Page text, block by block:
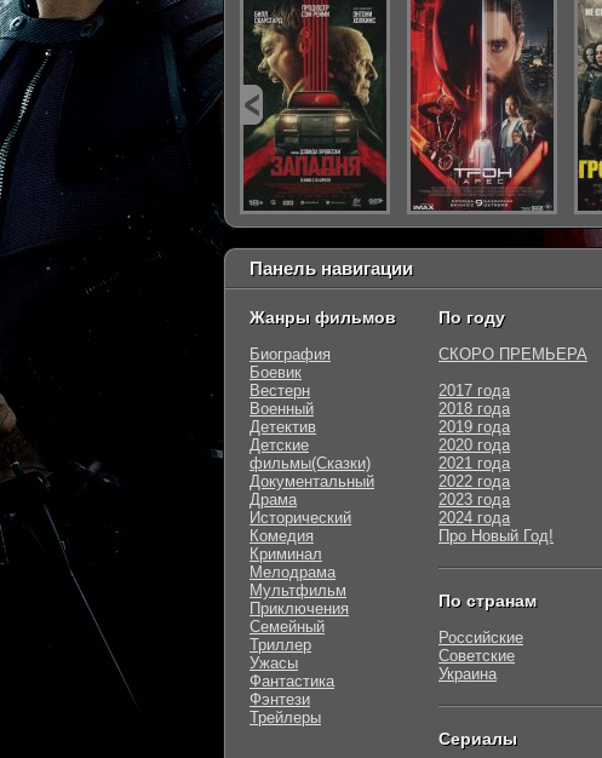
Панель навигации
Жанры фильмов
Биография
Боевик
Вестерн
Военный
Детектив
Детские
фильмы(Сказки)
Документальный
Драма
Исторический
Комедия
Криминал
Мелодрама
Мультфильм
Приключения
Семейный
Триллер
Ужасы
Фантастика
Фэнтези
Трейлеры
По году
СКОРО ПРЕМЬЕРА
2017 года
2018 года
2019 года
2020 года
2021 года
2022 года
2023 года
2024 года
Про Новый Год!
По странам
Российские
Советские
Украина
Сериалы